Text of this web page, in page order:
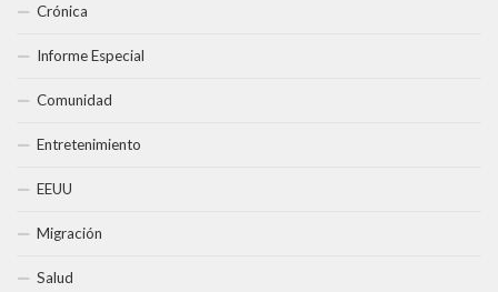
Crónica
Informe Especial
Comunidad
Entretenimiento
EEUU
Migración
Salud